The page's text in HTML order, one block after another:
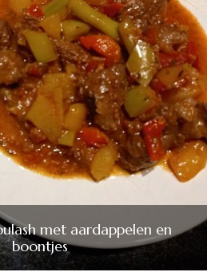
met aardappelen en
boontjes